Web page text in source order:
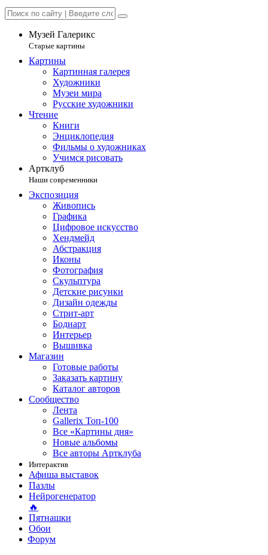
Музей Галерикс
Старые картины
Картины
Картинная галерея
Художники
Музеи мира
Русские художники
Чтение
Книги
Энциклопедия
Фильмы о художниках
Учимся рисовать
Артклуб
Наши современники
Экспозиция
Живопись
Графика
Цифровое искусство
Хендмейд
Абстракция
Иконы
Фотография
Скульптура
Детские рисунки
Дизайн одежды
Стрит-арт
Бодиарт
Интерьер
Вышивка
Магазин
Готовые работы
Заказать картину
Каталог авторов
Сообщество
Лента
Gallerix Топ-100
Все «Картины дня»
Новые альбомы
Все авторы Артклуба
Интерактив
Афиша выставок
Пазлы
Нейрогенератор
🔥
Пятнашки
Обои
Форум